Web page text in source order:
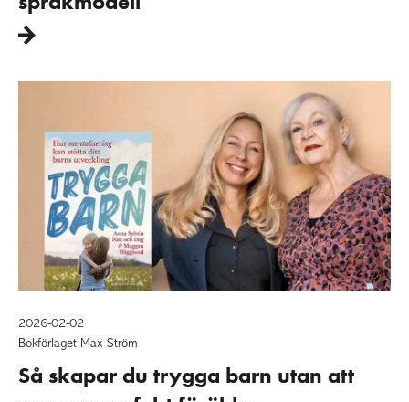
2026-02-02
Bokförlaget Max Ström
Så skapar du trygga barn utan att